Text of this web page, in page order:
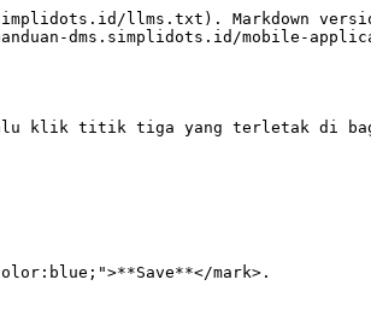
llms.txt). Markdown
dms.simplidots.id/mobile-
klik titik tiga yang terletak di
mark>.